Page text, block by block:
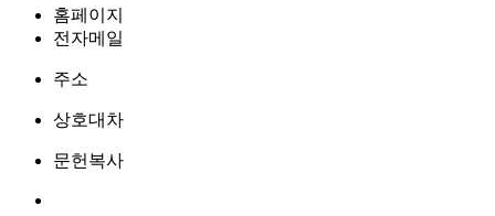
홈페이지
전자메일
주소
상호대차
문헌복사